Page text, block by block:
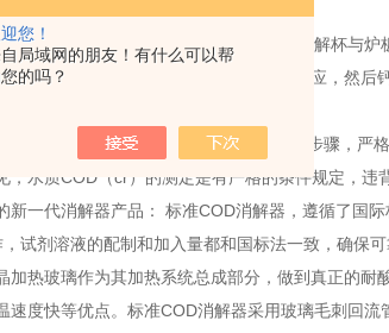
您！
局域网的朋友！有什么可以帮
的吗？
限较长的COD消解器，先检查未沸腾的消解杯与
滴上去。酸滴到炉板上会和炉板产生反应，然后
了水质化学需氧量COD（cr）的测定步骤，严
水质COD（cr）的测定是有严格的条件规定，违
代消解器产品： 标准COD消解器，遵循了国际
试剂溶液的配制和加入量都和国标法一致，确保可
玻璃作为其加热系统总成部分，做到真正的耐
速度快等优点。标准COD消解器采用玻璃毛刺回